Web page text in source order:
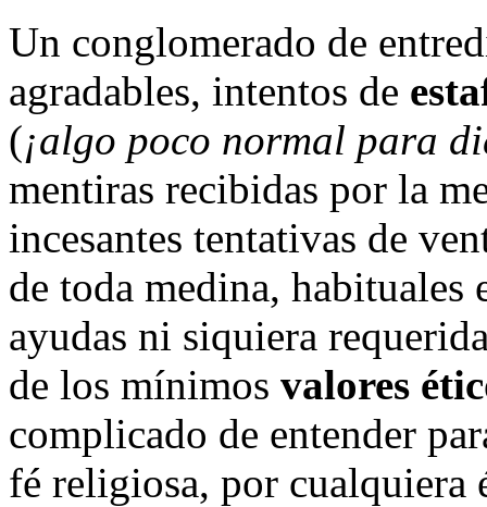
Un conglomerado de
agradables, intentos de
(¡algo poco normal para
mentiras recibidas por la
incesantes tentativas de
de toda medina, habituales
ayudas ni siquiera
de los mínimos valores
complicado de entender
fé religiosa, por cualquiera